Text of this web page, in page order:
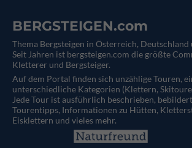
BERGSTEIGEN.com
Thema Bergsteigen in Österreich, Deutschland
Seit Jahren ist bergsteigen.com die größte
Kletterer und Bergsteiger.
Auf dem Portal finden sich unzählige Touren,
unterschiedliche Kategorien (Klettern,
Jede Tour ist ausführlich beschrieben,
Tourentipps, Informationen zu Hütten,
Eisklettern und vieles mehr.